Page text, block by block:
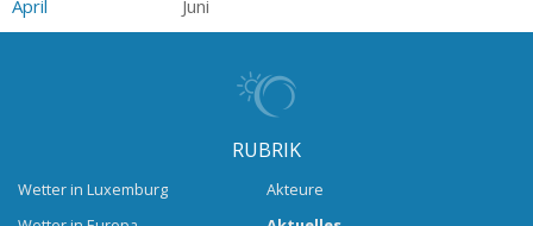
April Juni
RUBRIK
Wetter in Luxemburg
Akteure